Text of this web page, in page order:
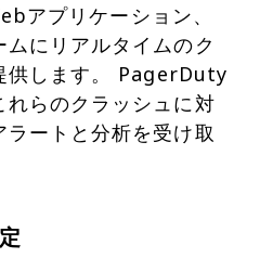
アプリケーション、
にリアルタイムのク
供します。 PagerDuty
れらのクラッシュに対
ラートと分析を受け取